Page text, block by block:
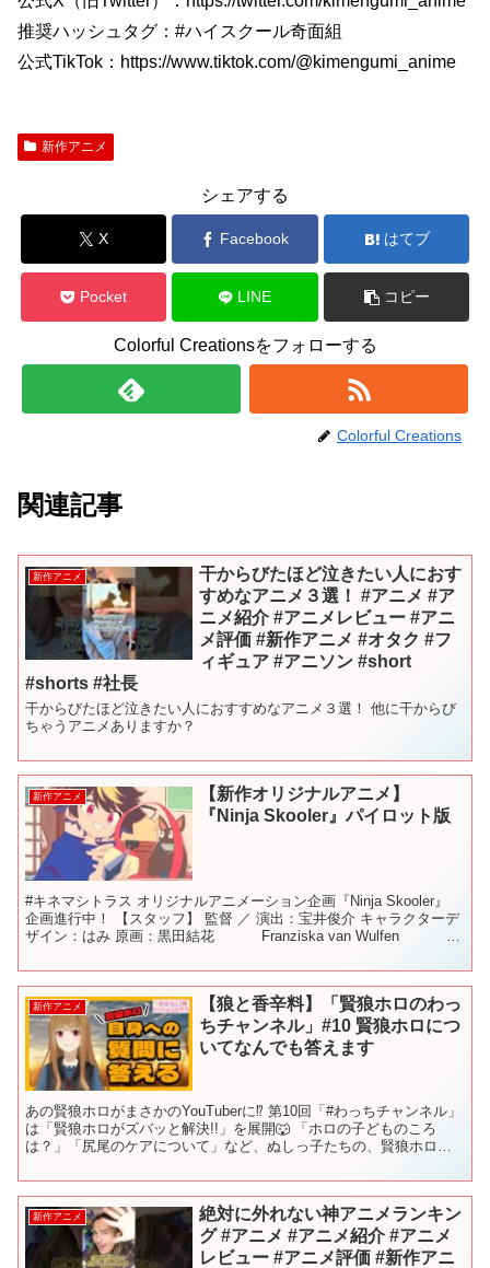
推奨ハッシュタグ：#ハイスクール奇面組
公式TikTok：https://www.tiktok.com/@kimengumi_anime
新作アニメ
シェアする
X Facebook はてブ
Pocket LINE コピー
Colorful Creationsをフォローする
Colorful Creations
関連記事
新作アニメ
干からびたほど泣きたい人におす
すめなアニメ３選！ #アニメ #ア
ニメ紹介 #アニメレビュー #アニ
メ評価 #新作アニメ #オタク #フ
ィギュア #アニソン #short
#shorts #社長
干からびたほど泣きたい人におすすめなアニメ３選！ 他に干からび
ちゃうアニメありますか？
新作アニメ
【新作オリジナルアニメ】
『Ninja Skooler』パイロット版
#キネマシトラス オリジナルアニメーション企画『Ninja Skooler』
企画進行中！ 【スタッフ】 監督 ／ 演出：宝井俊介 キャラクターデ
ザイン：はみ 原画：黒田結花 Franziska van Wulfen 宝
新作アニメ
【狼と香辛料】「賢狼ホロのわっ
ちチャンネル」#10 賢狼ホロにつ
いてなんでも答えます
あの賢狼ホロがまさかのYouTuberに⁉ 第10回「#わっちチャンネル」
は「賢狼ホロがズバッと解決!!」を展開🐺 「ホロの子どものころ
は？」「尻尾のケアについて」など、ぬしっ子たちの、賢狼ホロ自
新作アニメ
絶対に外れない神アニメランキン
グ #アニメ #アニメ紹介 #アニメ
レビュー #アニメ評価 #新作アニ